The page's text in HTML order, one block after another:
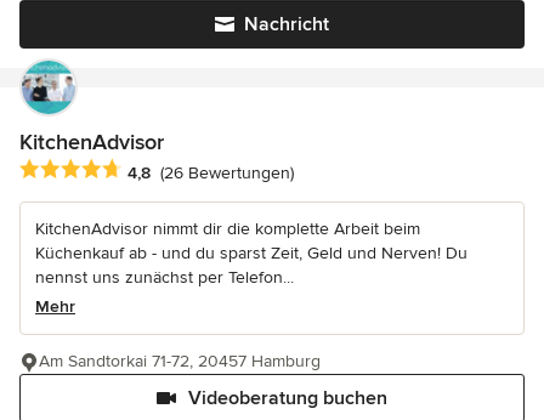
Nachricht
KitchenAdvisor
Durchschnittliche Bewertung: 4.8 von 5 Sternen
4,8 (26 Bewertungen)
KitchenAdvisor nimmt dir die komplette Arbeit beim
Küchenkauf ab - und du sparst Zeit, Geld und Nerven! Du
nennst uns zunächst per Telefon...
Mehr
Videoberatung buchen
Am Sandtorkai 71-72, 20457 Hamburg